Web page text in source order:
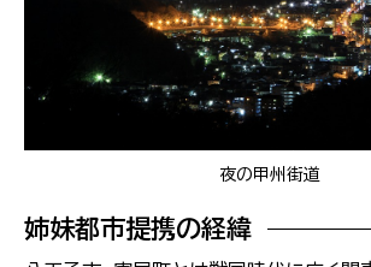
夜の甲州街道
姉妹都市提携の経緯